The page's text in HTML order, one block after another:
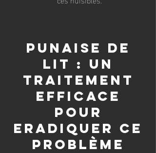
Punaise de
lit : un
traitement
efficace
pour
eradiquer ce
problème